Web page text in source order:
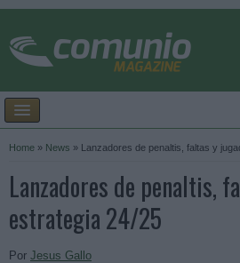
Home » News » Lanzadores de penaltis, faltas y
Lanzadores de penaltis,
estrategia 24/25
Por Jesus Gallo